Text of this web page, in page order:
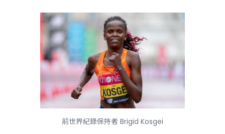
前世界紀錄保持者 Brigid Kosgei